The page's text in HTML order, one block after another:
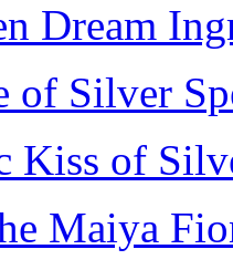
Dream
of Silver
Kiss of
Maiya